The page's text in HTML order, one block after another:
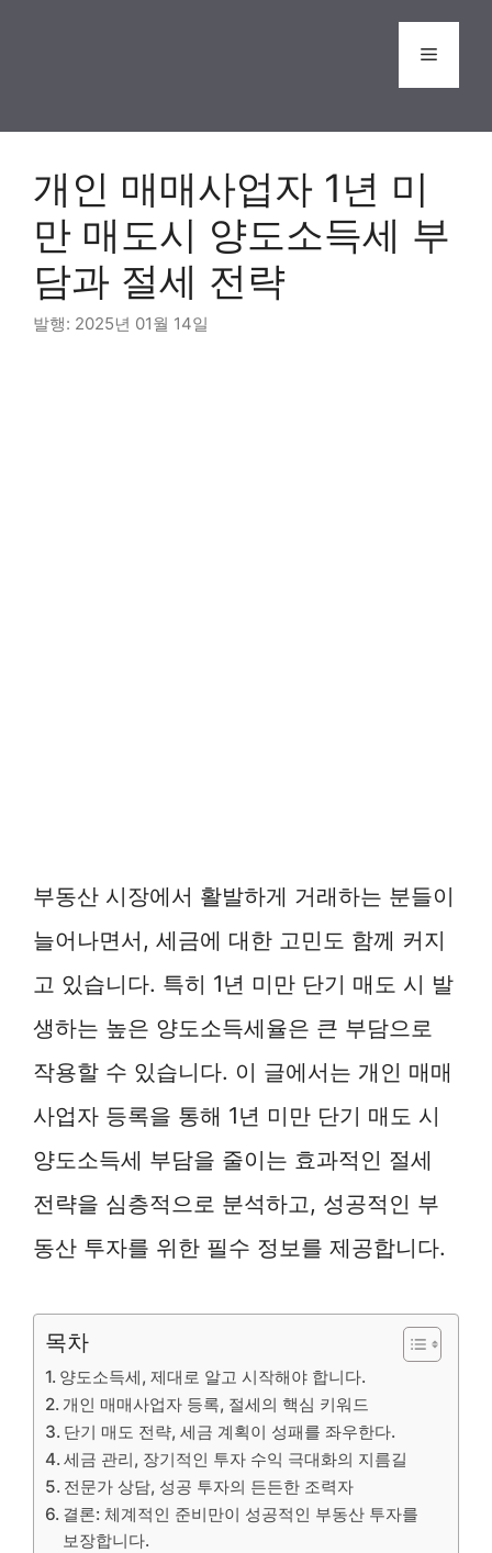
Menu
개인 매매사업자 1년 미
만 매도시 양도소득세 부
담과 절세 전략
2025년 01월 14일
부동산 시장에서 활발하게 거래하는 분들이
늘어나면서, 세금에 대한 고민도 함께 커지
고 있습니다. 특히 1년 미만 단기 매도 시 발
생하는 높은 양도소득세율은 큰 부담으로
작용할 수 있습니다. 이 글에서는 개인 매매
사업자 등록을 통해 1년 미만 단기 매도 시
양도소득세 부담을 줄이는 효과적인 절세
전략을 심층적으로 분석하고, 성공적인 부
동산 투자를 위한 필수 정보를 제공합니다.
목차
양도소득세, 제대로 알고 시작해야 합니다.
개인 매매사업자 등록, 절세의 핵심 키워드
단기 매도 전략, 세금 계획이 성패를 좌우한다.
세금 관리, 장기적인 투자 수익 극대화의 지름길
전문가 상담, 성공 투자의 든든한 조력자
결론: 체계적인 준비만이 성공적인 부동산 투자를
보장합니다.